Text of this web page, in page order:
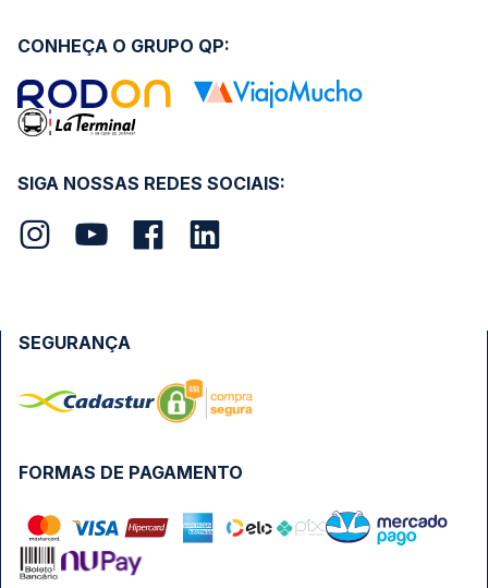
SIGA NOSSAS REDES SOCIAIS:
CONHEÇA O GRUPO QP:
FORMAS DE PAGAMENTO
SEGURANÇA